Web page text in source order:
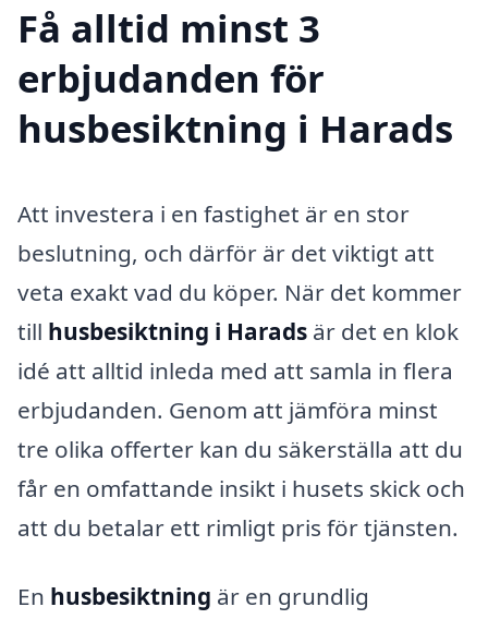
Få alltid minst 3
erbjudanden för
husbesiktning i Harads
Att investera i en fastighet är en stor
beslutning, och därför är det viktigt att
veta exakt vad du köper. När det kommer
till husbesiktning i Harads är det en klok
idé att alltid inleda med att samla in flera
erbjudanden. Genom att jämföra minst
tre olika offerter kan du säkerställa att du
får en omfattande insikt i husets skick och
att du betalar ett rimligt pris för tjänsten.
En husbesiktning är en grundlig